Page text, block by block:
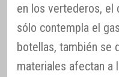
en los vertederos, el
sólo contempla el
botellas, también se
materiales afectan a